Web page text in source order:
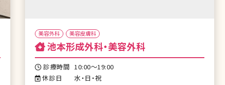
美容外科 美容皮膚科
池本形成外科・美容外科
診療時間 10:00～19:00
休診日
水・日・祝